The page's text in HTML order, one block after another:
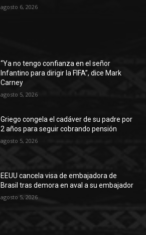
agosto 6, 2026
“Ya no tengo confianza en el señor
Infantino para dirigir la FIFA”, dice Mark
Carney
agosto 5, 2026
Griego congela el cadáver de su padre por
2 años para seguir cobrando pensión
agosto 5, 2026
EEUU cancela visa de embajadora de
Brasil tras demora en aval a su embajador
agosto 5, 2026